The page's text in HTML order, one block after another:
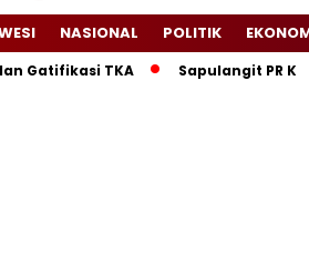
NASIONAL POLITIK
TKA Sapulangit PR